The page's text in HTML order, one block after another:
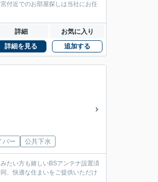
付近でのお部屋探しは当社にお任
詳細 お気に入り
詳細を見る 追加する
バー 公共下水
たい方も嬉しいBSアンテナ設置済
、快適な住まいをご提供いただけ